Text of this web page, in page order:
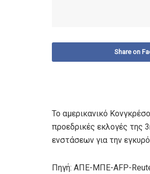
Share on
Το αμερικανικό
προεδρικές εκλογές της
ενστάσεων για την
Πηγή: ΑΠΕ-ΜΠΕ-AFP-